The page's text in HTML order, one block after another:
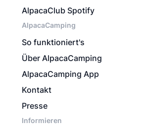
AlpacaClub Spotify
AlpacaCamping
So funktioniert's
Über AlpacaCamping
AlpacaCamping App
Kontakt
Presse
Informieren